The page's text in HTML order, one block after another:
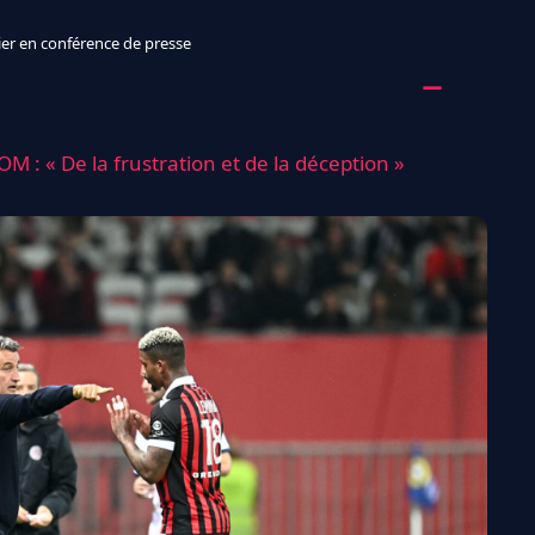
en conférence de presse
: « De la frustration et de la déception »